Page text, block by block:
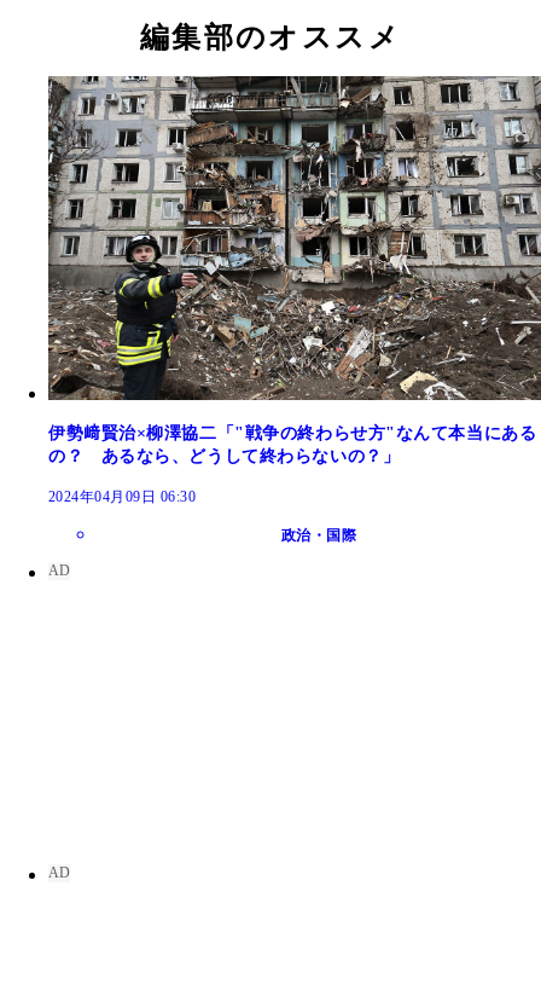
編集部のオススメ
伊勢﨑賢治×柳澤協二「"戦争の終わらせ方"なんて本当にある
の？ あるなら、どうして終わらないの？」
2024年04月09日 06:30
政治・国際